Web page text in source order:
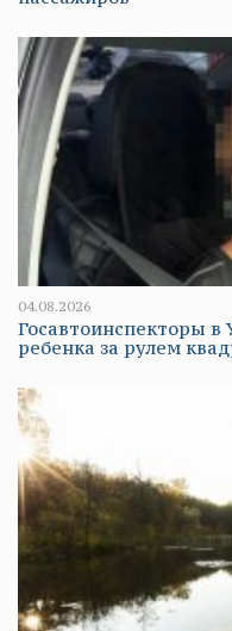
04.08.2026
Госавтоинспекторы
ребенка за рулем